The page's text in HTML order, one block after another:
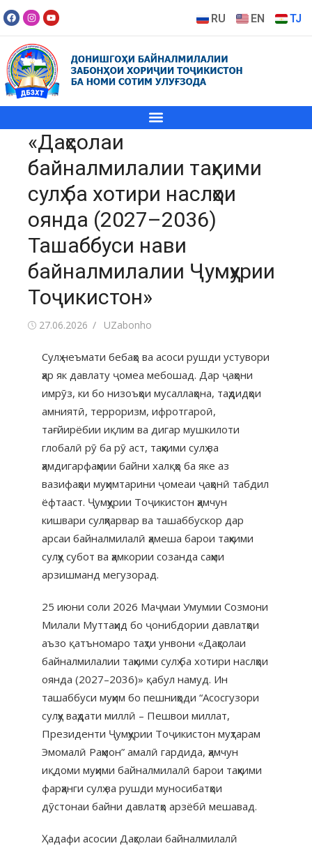
RU EN TJ
«Даҳсолаи
байналмилалии таҳкими
сулҳ ба хотири наслҳои
оянда (2027–2036)
Ташаббуси нави
байналмилалии Ҷумҳурии
Тоҷикистон»
27.06.2026 UZabonho
Сулҳ неъмати бебаҳо ва асоси рушди устувори
ҳар як давлату ҷомеа мебошад. Дар ҷаҳони
имрӯз, ки бо низоъҳои мусаллаҳона, таҳдидҳои
амниятӣ, терроризм, ифротгароӣ,
тағйирёбии иқлим ва дигар мушкилоти
глобалӣ рӯ ба рӯ аст, таҳкими сулҳ ва
ҳамдигарфаҳмии байни халқҳо ба яке аз
вазифаҳои муҳимтарини ҷомеаи ҷаҳонӣ табдил
ёфтааст. Ҷумҳурии Тоҷикистон ҳамчун
кишвари сулҳпарвар ва ташаббускор дар
арсаи байналмилалӣ ҳамеша барои таҳкими
сулҳу субот ва ҳамкории созанда саҳми
арзишманд мегузорад.
25 июни соли 2026 Маҷмаи Умумии Созмони
Милали Муттаҳид бо ҷонибдории давлатҳои
аъзо қатъномаро таҳти унвони «Даҳсолаи
байналмилалии таҳкими сулҳ ба хотири наслҳои
оянда (2027–2036)» қабул намуд. Ин
ташаббуси муҳим бо пешниҳоди “Асосгузори
сулҳу ваҳдати миллӣ – Пешвои миллат,
Президенти Ҷумҳурии Тоҷикистон муҳтарам
Эмомалӣ Раҳмон” амалӣ гардида, ҳамчун
иқдоми муҳими байналмилалӣ барои таҳкими
фарҳанги сулҳ ва рушди муносибатҳои
дӯстонаи байни давлатҳо арзёбӣ мешавад.
Ҳадафи асосии Даҳсолаи байналмилалӣ